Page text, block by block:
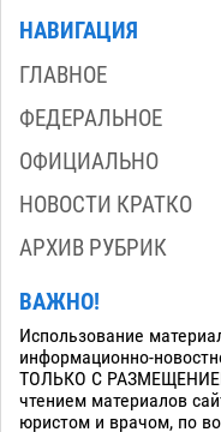
НАВИГАЦИЯ
ГЛАВНОЕ
ФЕДЕРАЛЬНОЕ
ОФИЦИАЛЬНО
НОВОСТИ КРАТКО
АРХИВ РУБРИК
ВАЖНО!
Использование
информационно-
ТОЛЬКО С
чтением материалов
юристом и врачом, по